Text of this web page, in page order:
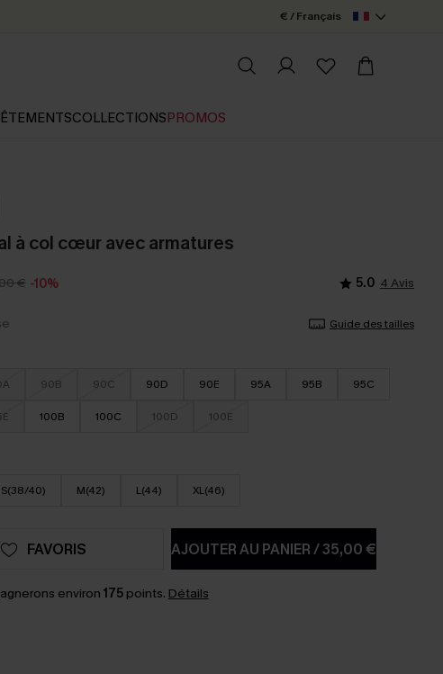
€ / Français
COLLECTIONSPROMOS
à col cœur avec armatures
€ -10% 5.0 4 Avis
Guide des tailles
90B 90C 90D 90E 95A 95B 95C
100B 100C 100D 100E
S(38/40) M(42) L(44) XL(46)
AJOUTER AU PANIER/35,00 €
FAVORIS
environ 175points. Détails